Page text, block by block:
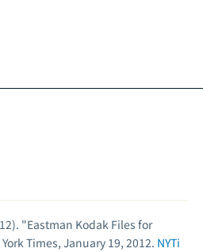
"Eastman Kodak Files for
Times, January 19, 2012. NYTi